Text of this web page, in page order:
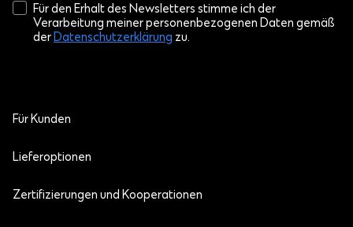
Für den Erhalt des Newsletters stimme ich der
Verarbeitung meiner personenbezogenen Daten gemäß
der Datenschutzerklärung zu.
Für Kunden
Zertifizierungen und Kooperationen
Lieferoptionen